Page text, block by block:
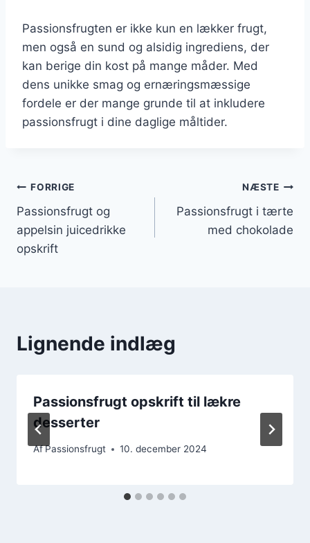
Passionsfrugten er ikke kun en lækker frugt,
men også en sund og alsidig ingrediens, der
kan berige din kost på mange måder. Med
dens unikke smag og ernæringsmæssige
fordele er der mange grunde til at inkludere
passionsfrugt i dine daglige måltider.
Indlægsnavigation
FORRIGE
Passionsfrugt og
appelsin juicedrikke
opskrift
NÆSTE
Passionsfrugt i tærte
med chokolade
Lignende indlæg
Passionsfrugt opskrift til lækre
desserter
AfPassionsfrugt 10. december 2024